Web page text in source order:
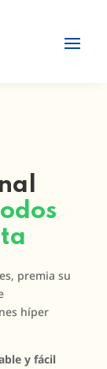
premia su
híper
y fácil